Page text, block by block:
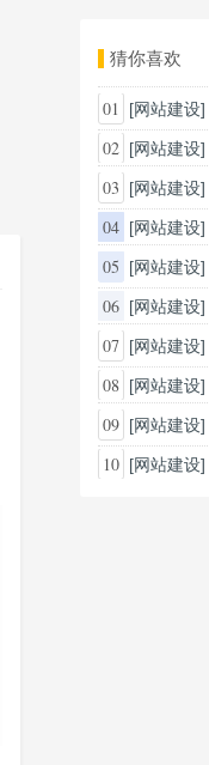
猜你喜欢
01 [网站建设]
02 [网站建设]
03 [网站建设]
04 [网站建设]
装...
05 [网站建设]
06 [网站建设]
07 [网站建设]
08 [网站建设]
09 [网站建设]
10 [网站建设]